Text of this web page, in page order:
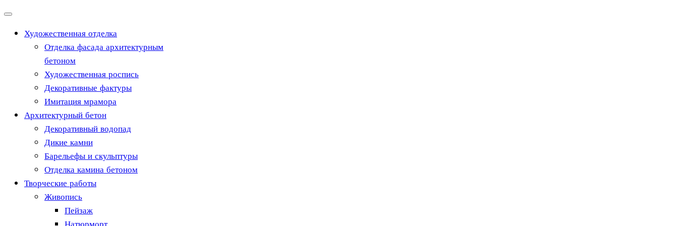
Перейти
содержимому
Художественная отделка
Отделка фасада архитектурным
бетоном
Художественная роспись
Декоративные фактуры
Имитация мрамора
Архитектурный бетон
Декоративный водопад
Дикие камни
Барельефы и скульптуры
Отделка камина бетоном
Творческие работы
Живопись
Пейзаж
Натюрморт